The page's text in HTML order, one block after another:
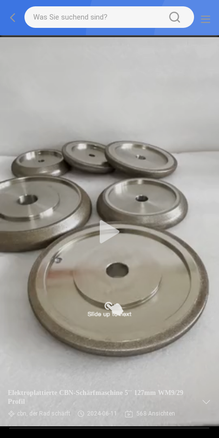
Elektroplattierte CBN-Schärfmaschine 5'' 127mm WM9/29
Profil
cbn, der Rad schärft 2024-06-11 568 Ansichten